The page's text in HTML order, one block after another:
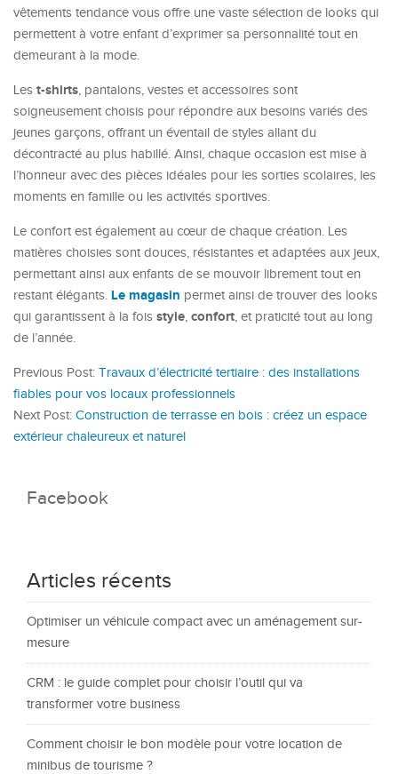
vêtements tendance vous offre une vaste sélection de looks qui
permettent à votre enfant d’exprimer sa personnalité tout en
demeurant à la mode.
Les t-shirts, pantalons, vestes et accessoires sont
soigneusement choisis pour répondre aux besoins variés des
jeunes garçons, offrant un éventail de styles allant du
décontracté au plus habillé. Ainsi, chaque occasion est mise à
l’honneur avec des pièces idéales pour les sorties scolaires, les
moments en famille ou les activités sportives.
Le confort est également au cœur de chaque création. Les
matières choisies sont douces, résistantes et adaptées aux jeux,
permettant ainsi aux enfants de se mouvoir librement tout en
restant élégants. Le magasin permet ainsi de trouver des looks
qui garantissent à la fois style, confort, et praticité tout au long
de l’année.
Previous Post: Travaux d’électricité tertiaire : des installations
fiables pour vos locaux professionnels
Next Post: Construction de terrasse en bois : créez un espace
extérieur chaleureux et naturel
Facebook
Articles récents
Optimiser un véhicule compact avec un aménagement sur-
mesure
CRM : le guide complet pour choisir l’outil qui va
transformer votre business
Comment choisir le bon modèle pour votre location de
minibus de tourisme ?